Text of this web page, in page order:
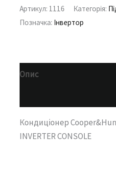
Артикул: 1116 Категорія:
Позначка: Інвертор
Опис
Кондиціонер
INVERTER CONSOLE